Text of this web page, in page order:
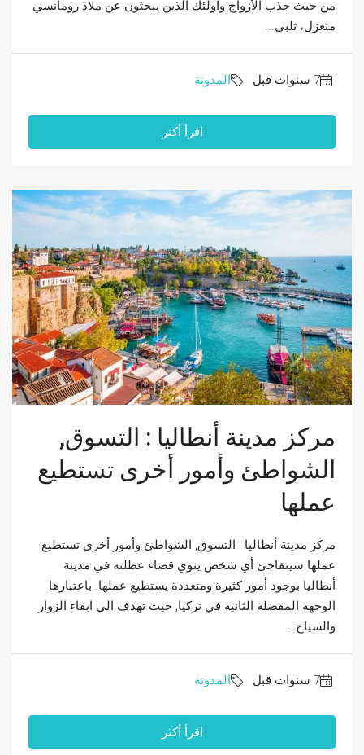
من حيث جذب الأزواج وأولئك الذين يبحثون عن ملاذ رومانسي
منعزل، تلبي...
المدونة
اقرأ أكثر
مركز مدينة أنطاليا : التسوق,
الشواطئ وأمور أخرى تستطيع
عملها
مركز مدينة أنطاليا : التسوق, الشواطئ وأمور أخرى تستطيع
عملها سيتفاجئ أي شخص ينوي قضاء عطلته في مدينة
أنطاليا بوجود أمور كثيرة ومتعددة يستطيع عملها. باعتبارها
الوجهة المفضلة الثانية في تركيا, حيث تهدف الى ابقاء الزوار
والسياح...
المدونة
اقرأ أكثر